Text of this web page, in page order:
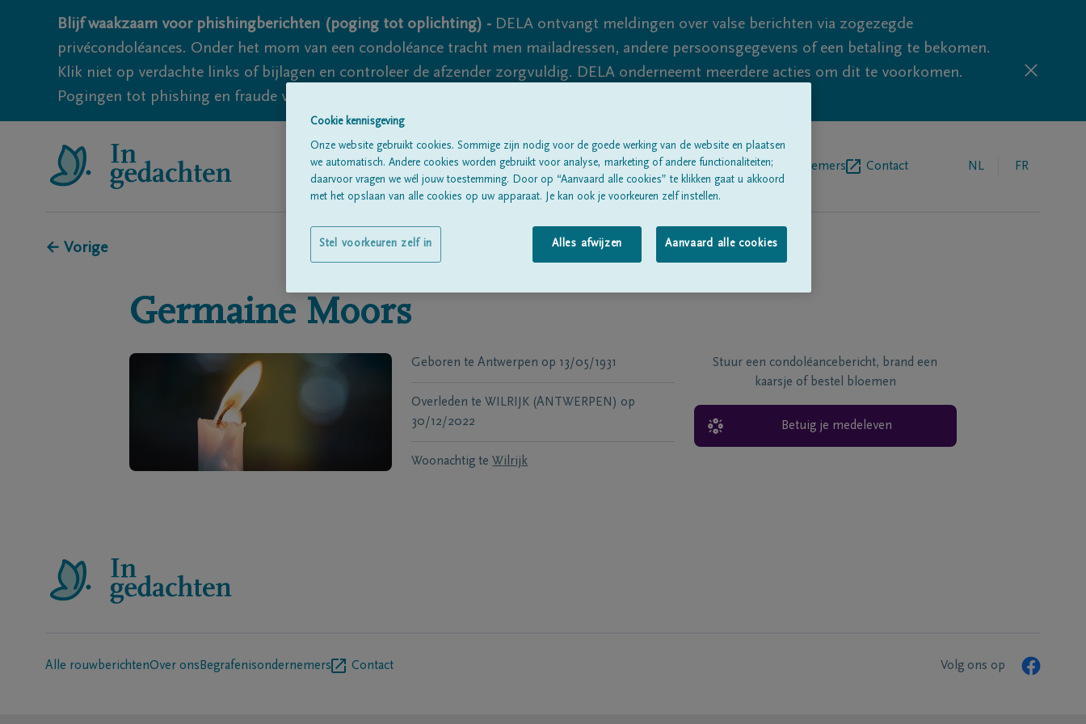
Blijf waakzaam voor phishingberichten (poging tot oplichting) - DELA ontvangt meldingen over valse berichten via zogezegde
privécondoléances. Onder het mom van een condoléance tracht men mailadressen, andere persoonsgegevens of een betaling te bekomen.
Klik niet op verdachte links of bijlagen en controleer de afzender zorgvuldig. DELA onderneemt meerdere acties om dit te voorkomen.
Pogingen tot phishing en fraude vallen echter nooit volledig uit te sluiten, dus blijf waakzaam.
Alle rouwberichten Over onsBegrafenisondernemers Contact NL FR
← Vorige
Germaine Moors
Geboren te Antwerpen op 13/05/1931
Overleden te WILRIJK (ANTWERPEN) op
30/12/2022
Woonachtig te Wilrijk
Stuur een condoléancebericht, brand een
kaarsje of bestel bloemen
Betuig je medeleven
Alle rouwberichtenOver ons Begrafenisondernemers Contact Volg ons op
Cookie kennisgeving
Onze website gebruikt cookies. Sommige zijn nodig voor de goede werking van de website en plaatsen
we automatisch. Andere cookies worden gebruikt voor analyse, marketing of andere functionaliteiten;
daarvoor vragen we wél jouw toestemming. Door op “Aanvaard alle cookies” te klikken gaat u akkoord
met het opslaan van alle cookies op uw apparaat. Je kan ook je voorkeuren zelf instellen.
Alles afwijzen Aanvaard alle cookies
Stel voorkeuren zelf in